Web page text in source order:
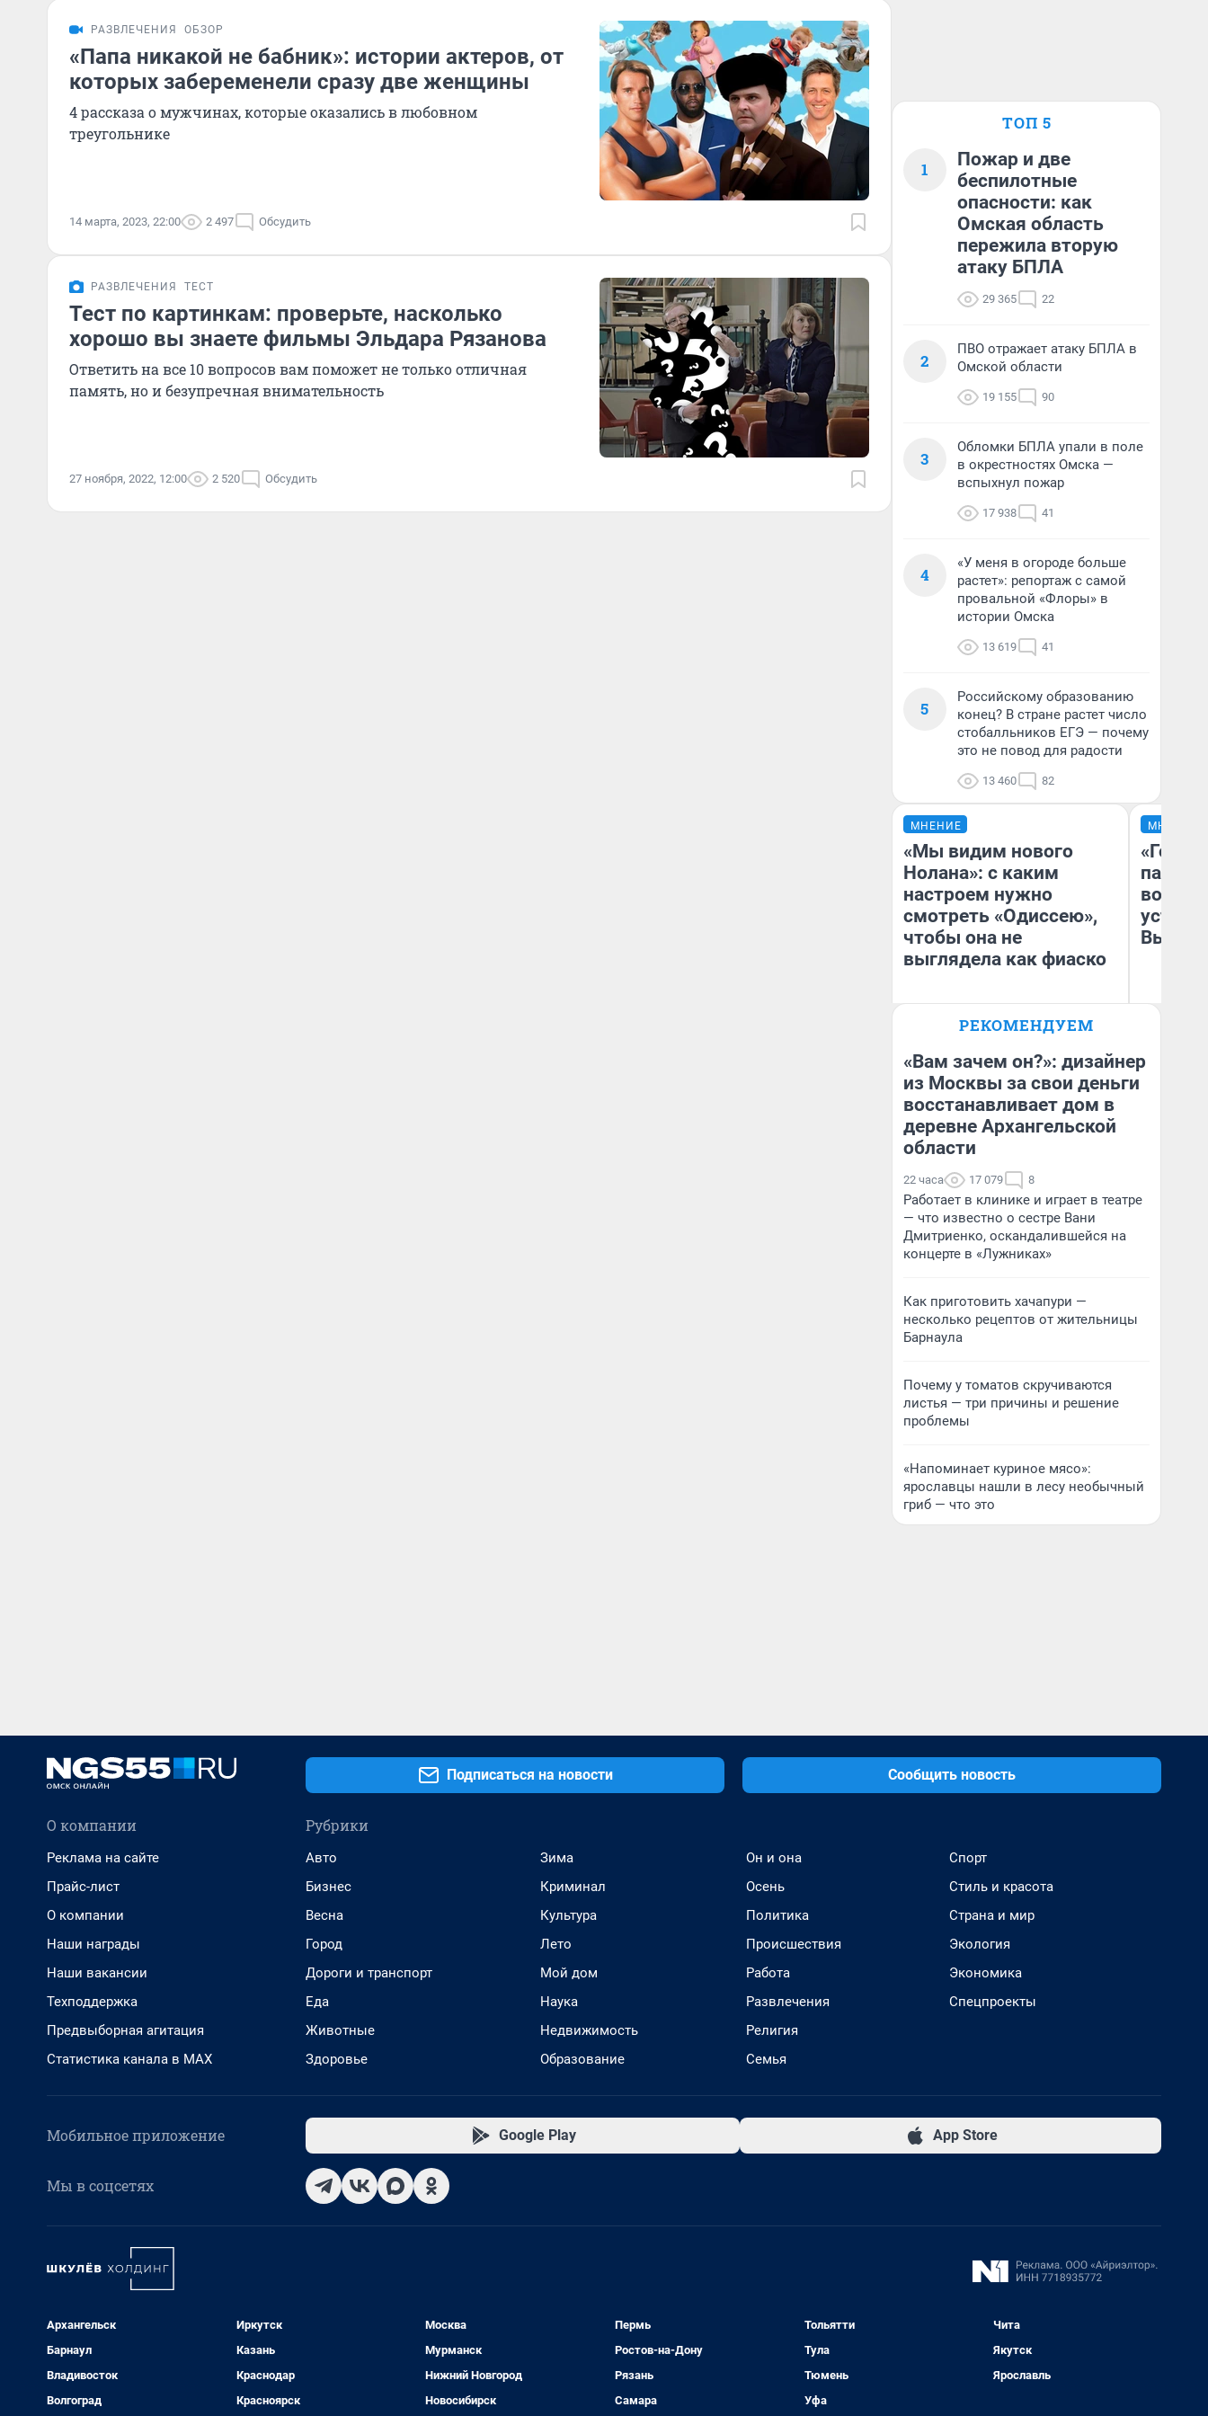
РАЗВЛЕЧЕНИЯ ОБЗОР
«Папа никакой не бабник»: истории актеров, от
которых забеременели сразу две женщины
4 рассказа о мужчинах, которые оказались в любовном
треугольнике
14 марта, 2023, 22:00 2 497 Обсудить
РАЗВЛЕЧЕНИЯ ТЕСТ
Тест по картинкам: проверьте, насколько
хорошо вы знаете фильмы Эльдара Рязанова
Ответить на все 10 вопросов вам поможет не только отличная
память, но и безупречная внимательность
27 ноября, 2022, 12:00 2 520 Обсудить
ТОП 5
1
Пожар и две
беспилотные
опасности: как
Омская область
пережила вторую
атаку БПЛА
29 365 22
2
ПВО отражает атаку БПЛА в
Омской области
19 155 90
3
Обломки БПЛА упали в поле
в окрестностях Омска —
вспыхнул пожар
17 938 41
4
«У меня в огороде больше
растет»: репортаж с самой
провальной «Флоры» в
истории Омска
13 619 41
5
Российскому образованию
конец? В стране растет число
стобалльников ЕГЭ — почему
это не повод для радости
13 460 82
МНЕНИЕ
«Мы видим нового
Нолана»: с каким
настроем нужно
смотреть «Одиссею»,
чтобы она не
выглядела как фиаско
Надежда Губарь
МНЕНИЕ
РЕКОМЕНДУЕМ
«Вам зачем он?»: дизайнер
из Москвы за свои деньги
восстанавливает дом в
деревне Архангельской
области
22 часа 17 079 8
Работает в клинике и играет в театре
— что известно о сестре Вани
Дмитриенко, оскандалившейся на
концерте в «Лужниках»
Как приготовить хачапури —
несколько рецептов от жительницы
Барнаула
Почему у томатов скручиваются
листья — три причины и решение
проблемы
«Напоминает куриное мясо»:
ярославцы нашли в лесу необычный
гриб — что это
Подписаться на новости Сообщить новость
О компании
Реклама на сайте
Прайс-лист
О компании
Наши награды
Наши вакансии
Техподдержка
Предвыборная агитация
Статистика канала в MAX
Рубрики
Авто
Бизнес
Весна
Город
Дороги и транспорт
Еда
Животные
Здоровье
Зима
Криминал
Культура
Лето
Мой дом
Наука
Недвижимость
Образование
Он и она
Осень
Политика
Происшествия
Работа
Развлечения
Религия
Семья
Спорт
Стиль и красота
Страна и мир
Экология
Экономика
Спецпроекты
Мобильное приложение Google Play App Store
Мы в соцсетях
Архангельск
Барнаул
Владивосток
Волгоград
Иркутск
Казань
Краснодар
Красноярск
Москва
Мурманск
Нижний Новгород
Новосибирск
Пермь
Ростов-на-Дону
Рязань
Самара
Тольятти
Тула
Тюмень
Уфа
Чита
Якутск
Ярославль